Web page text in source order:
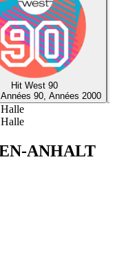
Hit West 90
90, Années 2000
ANHALT